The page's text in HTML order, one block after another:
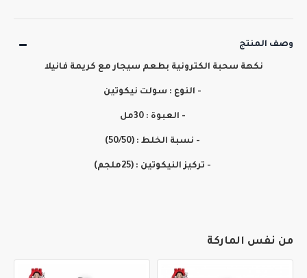
وصف المنتج
نكهة سحبة الكترونية بطعم سيجار مع كريمة فانيلا
- النوع : سولت نيكوتين
- العبوة : 30مل
- نسبة الخلط : (50/50)
- تركيز النيكوتين : (25ملجم)
من نفس الماركة